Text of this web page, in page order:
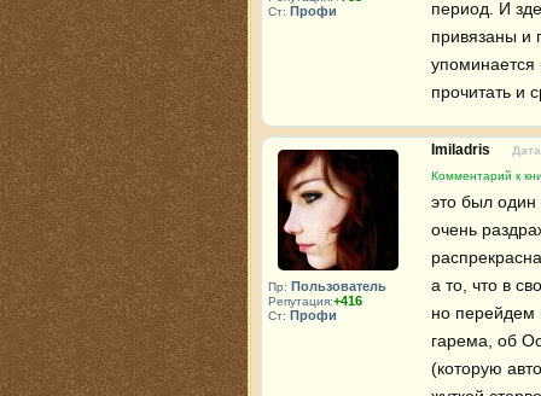
Ст: Профи
период. И
привязаны и
прочитать и
Пр: Пользователь
Репутация:+416
Ст: Профи
Imiladris
Комментарий к
это был
очень
а то, что в
но перейдем
гарема, об
(которую